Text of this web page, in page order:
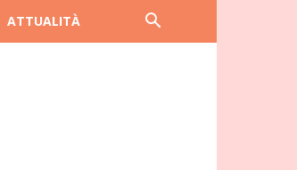
ATTUALITÀ